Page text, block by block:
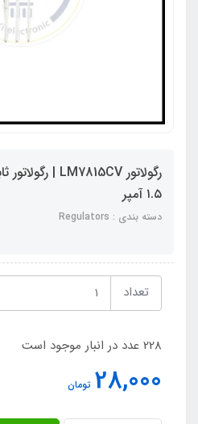
۱.۵ آمپر
دسته بندی : Regulators
تعداد
228 عدد در انبار موجود است
28,000 تومان